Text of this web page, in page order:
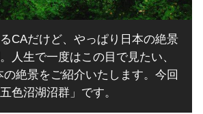
CAだけど、やっぱり日本の絶景
人生で一度はこの目で見たい、
の絶景をご紹介いたします。今回
色沼湖沼群」です。